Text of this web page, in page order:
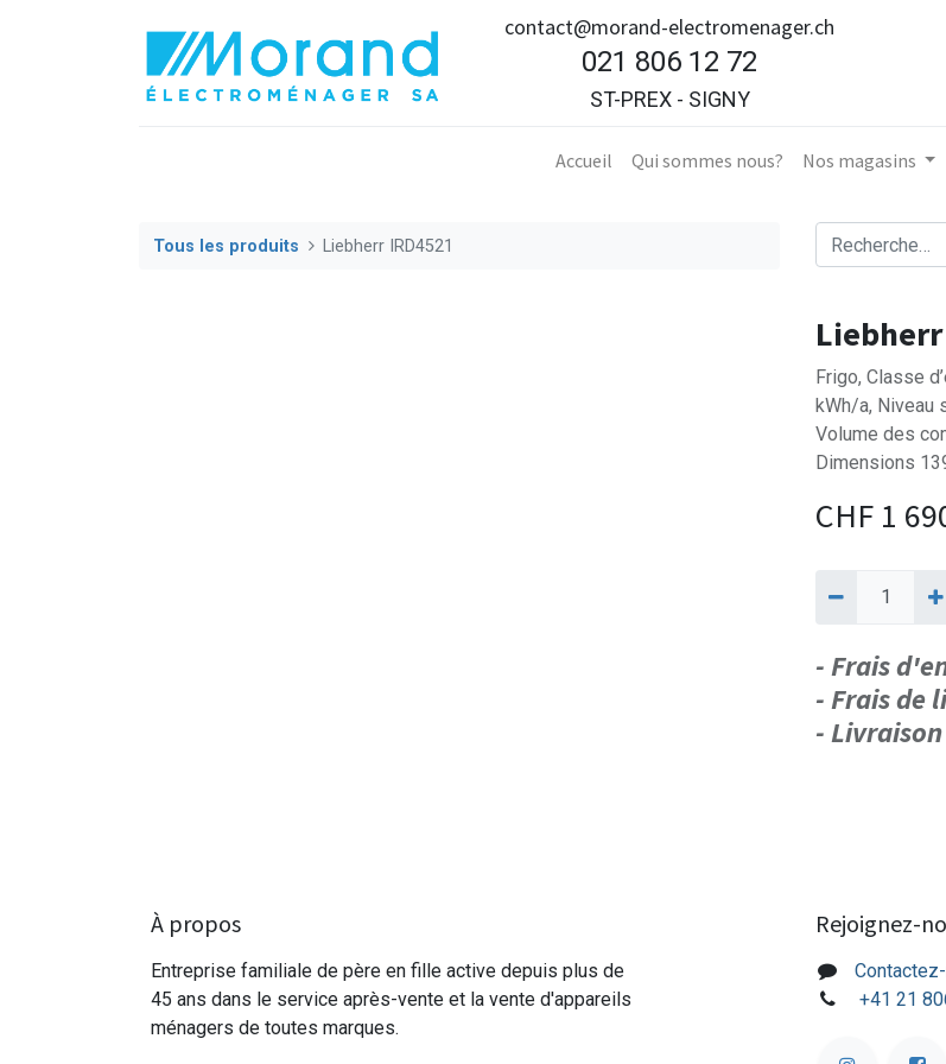
contact@morand-electromenager.ch
021 806 12 72
ST-PREX - SIGNY
Accueil​ Qui sommes nous? Nos magasins
Tous les produits Liebherr IRD4521
Liebherr
Frigo, Classe
kWh/a, Niveau
Volume des
Dimensions
CHF 1
- Frais
- Frais de
-
À propos
Entreprise familiale de père en fille active depuis plus de
45 ans dans le service après-vente et la vente d'appareils
ménagers de toutes marques.
Rejoignez-
+41 21